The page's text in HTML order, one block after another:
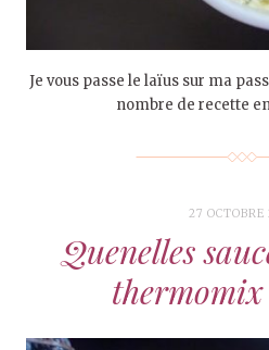
Je vous passe le laïus sur ma
nombre de recette
27 OCTOBRE
Quenelles
thermomix